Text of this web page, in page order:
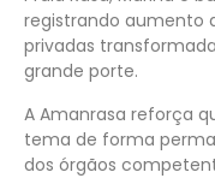
registrando aumento
privadas
grande porte.
A Amanrasa reforça
tema de forma
dos órgãos